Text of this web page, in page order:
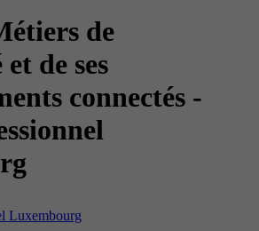
de
de ses
connectés -
Luxembourg